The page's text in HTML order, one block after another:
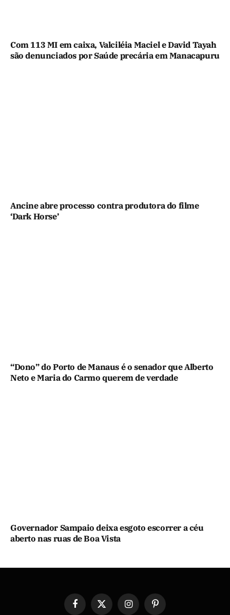
Com 113 MI em caixa, Valciléia Maciel e David Tayah
são denunciados por Saúde precária em Manacapuru
Ancine abre processo contra produtora do filme
‘Dark Horse’
“Dono” do Porto de Manaus é o senador que Alberto
Neto e Maria do Carmo querem de verdade
Governador Sampaio deixa esgoto escorrer a céu
aberto nas ruas de Boa Vista
Facebook
X
InstagramPinterest